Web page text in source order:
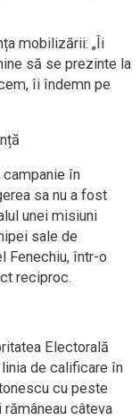
mobilizării: „Îi
să se prezinte la
îi îndemn pe
în
sa nu a fost
unei misiuni
sale de
Fenechiu, într-o
reciproc.
Electorală
de calificare în
cu peste
câteva